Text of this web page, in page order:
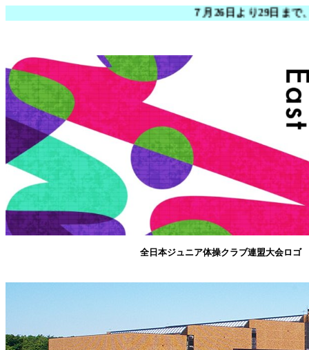
７月26日より29日まで
全日本ジュニア体操クラブ連盟大会ロゴ